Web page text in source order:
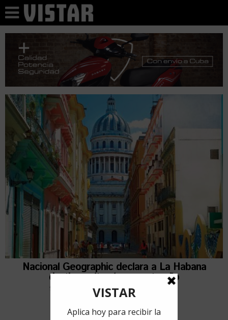
Nacional Geographic declara a La Habana
destino cultural para este año
18 enero, 2019 porRedacción VISTAR